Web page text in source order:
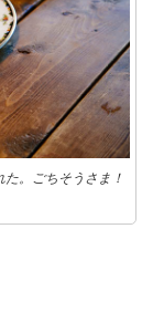
。ごちそうさま！